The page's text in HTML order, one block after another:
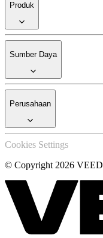
Produk
Sumber Daya
Perusahaan
Cookies Settings
© Copyright 2026 VEED